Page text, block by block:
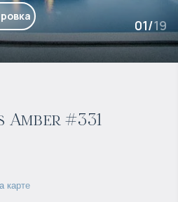
01/19
#331
карте